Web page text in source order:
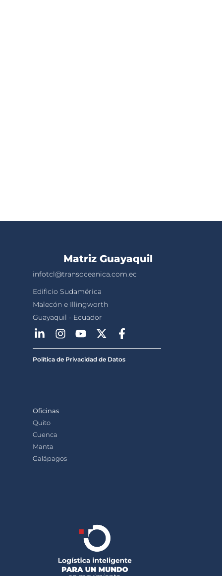
Matriz Guayaquil
infotcl@transoceanica.com.ec
Edificio Sudamérica
Malecón e Illingworth
Guayaquil - Ecuador
Política de Privacidad de Datos
Oficinas
Quito
Cuenca
Manta
Galápagos